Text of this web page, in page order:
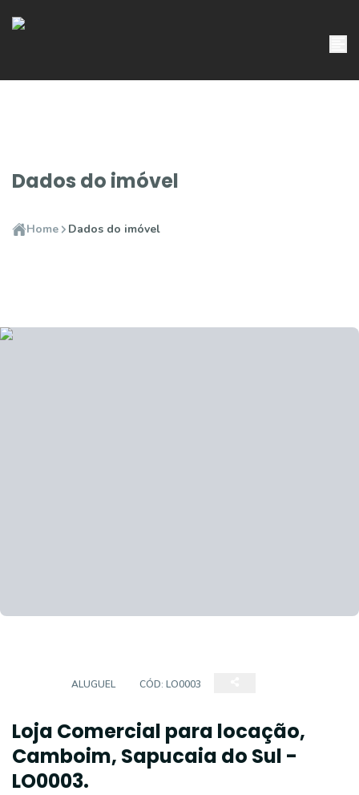
Dados do imóvel
Home Dados do imóvel
ALUGUEL CÓD: LO0003
Loja Comercial para locação,
Camboim, Sapucaia do Sul -
LO0003.